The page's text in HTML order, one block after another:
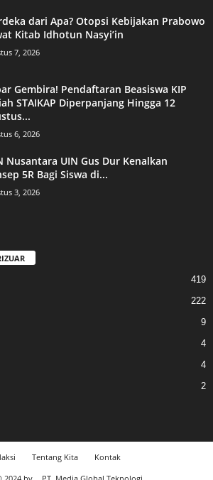
dari Apa? Otopsi Kebijakan Prabowo
Kitab Idhotun Nasyi’in
7, 2026
Gembira! Pendaftaran Beasiswa KIP
STAIKAP Diperpanjang Hingga 12
6, 2026
Nusantara UIN Gus Dur Kenalkan
5R Bagi Siswa di...
3, 2026
419
222
9
4
4
2
Tentang Kita
Kontak